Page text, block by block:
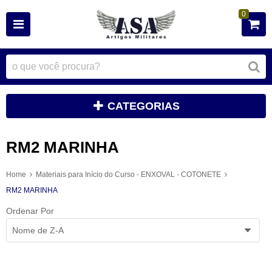
0
CATEGORIAS
RM2 MARINHA
Home
Materiais para Início do Curso - ENXOVAL - COTONETE
RM2 MARINHA
Ordenar Por
Nome de Z-A